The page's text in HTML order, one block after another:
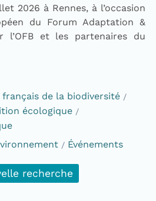
2026 à Rennes, à l’occasion
du Forum Adaptation &
l’OFB et les partenaires du
français de la biodiversité
écologique
Événements
recherche